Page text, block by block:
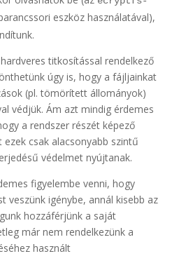
eszköz használatával),
titkosítással rendelkező
úgy is, hogy a fájljainkat
(pl. tömörített állományok)
védjük. Ám azt mindig érdemes
a rendszer részét képező
csak alacsonyabb szintű
védelmet nyújtanak.
figyelembe venni, hogy
veszünk igénybe, annál kisebb az
hozzáférjünk a saját
már nem rendelkezünk a
használt